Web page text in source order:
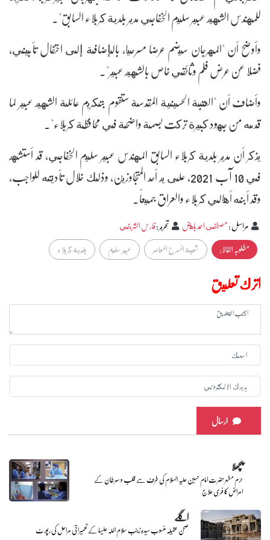
للمهندس الشهيد عبير سليم الخفاجي مدير بلدية كربلاء السابق".
وأوضح أن "المهرجان سيضم عرضا مسرحيا، بالإضافة إلى احتفال تأبيني،
فضلا عن عرض فلم وثائقي خاص بالشهيد عبير".
وأضاف أن "العتبة الحسينية المقدسة ستقوم بتكريم عائلة الشهيد عبير لما
قدمه من جهود كبيرة تركت بصمة واضحة في محافظة كربلاء".
يذكر أن مدير بلدية كربلاء السابق المهندس عبير سليم الخفاجي، قد أستشهد
في 10 آب 2021، على يد أحد المتجاوزين، وذلك خلال تأديته للواجب،
وقد أبنه أهالي كربلاء والعراق جميعاً.
مراسل:مصطفى احمد باهض تحرير:فارس الشريفي
مطلوبہ الفاظ :
شعبة المسرح المعاصر عبير سليم بلدية كربلاء
اترك تعليق
ارسال
پچھلا
حرم مطہر حضرت امام حسین علیہ السلام کی طرف سے قلب و سرطان کے
امراض کا فری علاج
اگلے
صحن عقیلہ منسوب سیدہ زینب سلام اللہ علیہا کے تعمیراتی مراحل کی رپورٹ